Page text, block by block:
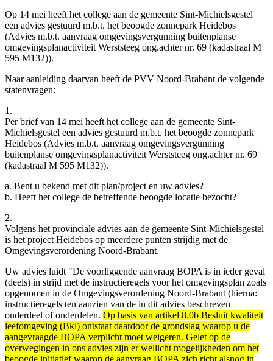
Op 14 mei heeft het college aan de gemeente Sint-Michielsgestel
een advies gestuurd m.b.t. het beoogde zonnepark Heidebos
(Advies m.b.t. aanvraag omgevingsvergunning buitenplanse
omgevingsplanactiviteit Werststeeg ong.achter nr. 69 (kadastraal M
595 M132)).
Naar aanleiding daarvan heeft de PVV Noord-Brabant de volgende
statenvragen:
1.
Per brief van 14 mei heeft het college aan de gemeente Sint-
Michielsgestel een advies gestuurd m.b.t. het beoogde zonnepark
Heidebos (Advies m.b.t. aanvraag omgevingsvergunning
buitenplanse omgevingsplanactiviteit Werststeeg ong.achter nr. 69
(kadastraal M 595 M132)).
a. Bent u bekend met dit plan/project en uw advies?
b. Heeft het college de betreffende beoogde locatie bezocht?
2.
Volgens het provinciale advies aan de gemeente Sint-Michielsgestel
is het project Heidebos op meerdere punten strijdig met de
Omgevingsverordening Noord-Brabant.
Uw advies luidt "De voorliggende aanvraag BOPA is in ieder geval
(deels) in strijd met de instructieregels voor het omgevingsplan zoals
opgenomen in de Omgevingsverordening Noord-Brabant (hierna:
instructieregels ten aanzien van de in dit advies beschreven
onderdeel of onderdelen. Op basis van artikel 8.0b Besluit kwaliteit
leefomgeving (Bkl) ontstaat daardoor de grondslag waarop u de
aangevraagde BOPA verplicht moet weigeren. Gelet op de
overwegingen in ons advies zijn er wellicht mogelijkheden om het